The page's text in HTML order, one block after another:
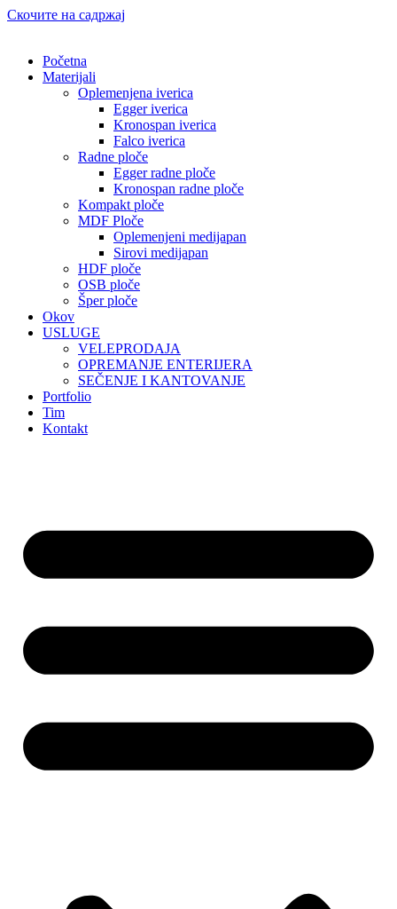
Скочите на садржај
Početna
Materijali
Oplemenjena iverica
Egger iverica
Kronospan iverica
Falco iverica
Radne ploče
Egger radne ploče
Kronospan radne ploče
Kompakt ploče
MDF Ploče
Oplemenjeni medijapan
Sirovi medijapan
HDF ploče
OSB ploče
Šper ploče
Okov
USLUGE
VELEPRODAJA
OPREMANJE ENTERIJERA
SEČENJE I KANTOVANJE
Portfolio
Tim
Kontakt